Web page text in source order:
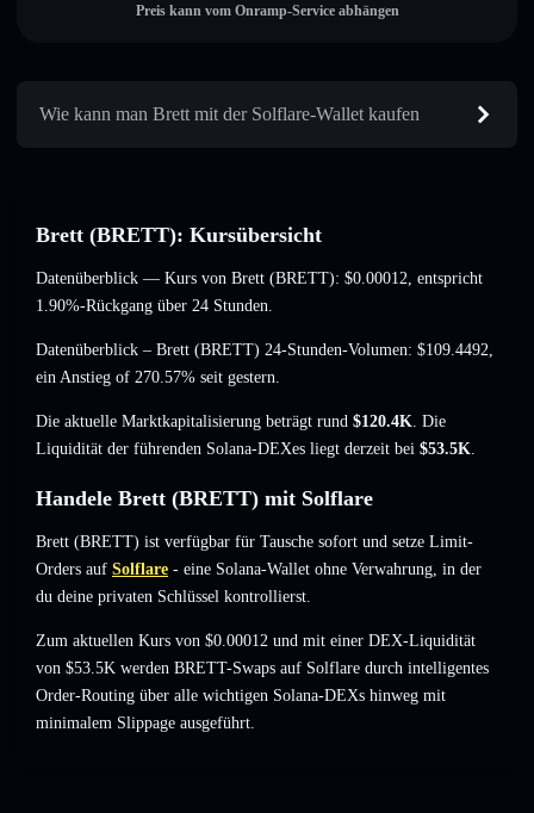
Preis kann vom Onramp-Service abhängen
Wie kann man Brett mit der Solflare-Wallet kaufen
Brett (BRETT): Kursübersicht
Datenüberblick — Kurs von Brett (BRETT): $0.00012, entspricht
1.90%-Rückgang über 24 Stunden.
Datenüberblick – Brett (BRETT) 24-Stunden-Volumen: $109.4492,
ein Anstieg of 270.57% seit gestern.
Die aktuelle Marktkapitalisierung beträgt rund $120.4K. Die
Liquidität der führenden Solana-DEXes liegt derzeit bei $53.5K.
Handele Brett (BRETT) mit Solflare
Brett (BRETT) ist verfügbar für Tausche sofort und setze Limit-
Orders auf Solflare - eine Solana-Wallet ohne Verwahrung, in der
du deine privaten Schlüssel kontrollierst.
Zum aktuellen Kurs von $0.00012 und mit einer DEX-Liquidität
von $53.5K werden BRETT-Swaps auf Solflare durch intelligentes
Order-Routing über alle wichtigen Solana-DEXs hinweg mit
minimalem Slippage ausgeführt.